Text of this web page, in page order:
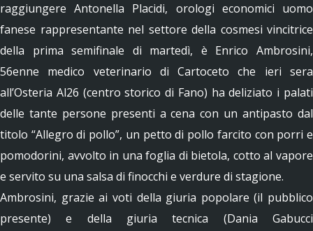
raggiungere Antonella Placidi, orologi economici uomo
fanese rappresentante nel settore della cosmesi vincitrice
della prima semifinale di martedì, è Enrico Ambrosini,
56enne medico veterinario di Cartoceto che ieri sera
all’Osteria Al26 (centro storico di Fano) ha deliziato i palati
delle tante persone presenti a cena con un antipasto dal
titolo “Allegro di pollo”, un petto di pollo farcito con porri e
pomodorini, avvolto in una foglia di bietola, cotto al vapore
e servito su una salsa di finocchi e verdure di stagione.
Ambrosini, grazie ai voti della giuria popolare (il pubblico
presente) e della giuria tecnica (Dania Gabucci